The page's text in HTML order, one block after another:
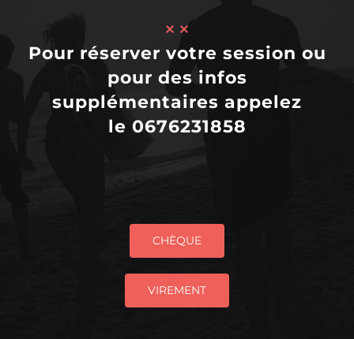
Pour réserver votre session ou
pour des infos
supplémentaires appelez
le 0676231858
CHÈQUE
VIREMENT